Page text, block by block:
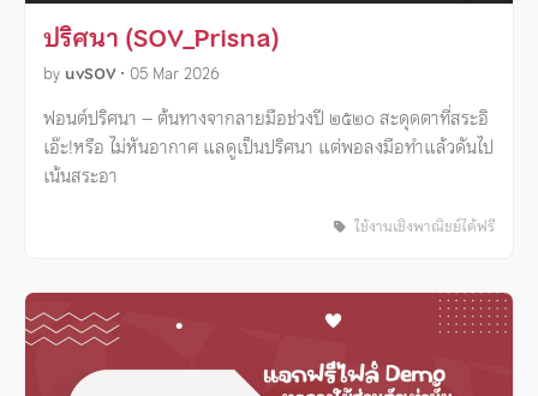
ปริศนา (SOV_Prisna)
by uvSOV • 05 Mar 2026
ฟอนต์ปริศนา – ต้นทางจากลายมือช่วงปี ๒๕๒๐ สะดุดตาที่สระอิ
เอ๊ะ!หรือ ไม่หันอากาศ แลดูเป็นปริศนา แต่พอลงมือทำแล้วดันไป
เน้นสระอา
ใช้งานเชิงพาณิชย์ได้ฟรี